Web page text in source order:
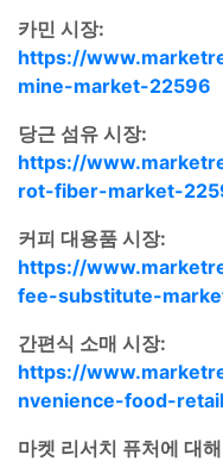
카민 시장:
https://
mine-market-22596
당근 섬유 시장:
https://
rot-fiber-market-
커피 대용품 시장:
https://
fee-substitute-
간편식 소매 시장:
https://
nvenience-food-
마켓 리서치 퓨처에 대해